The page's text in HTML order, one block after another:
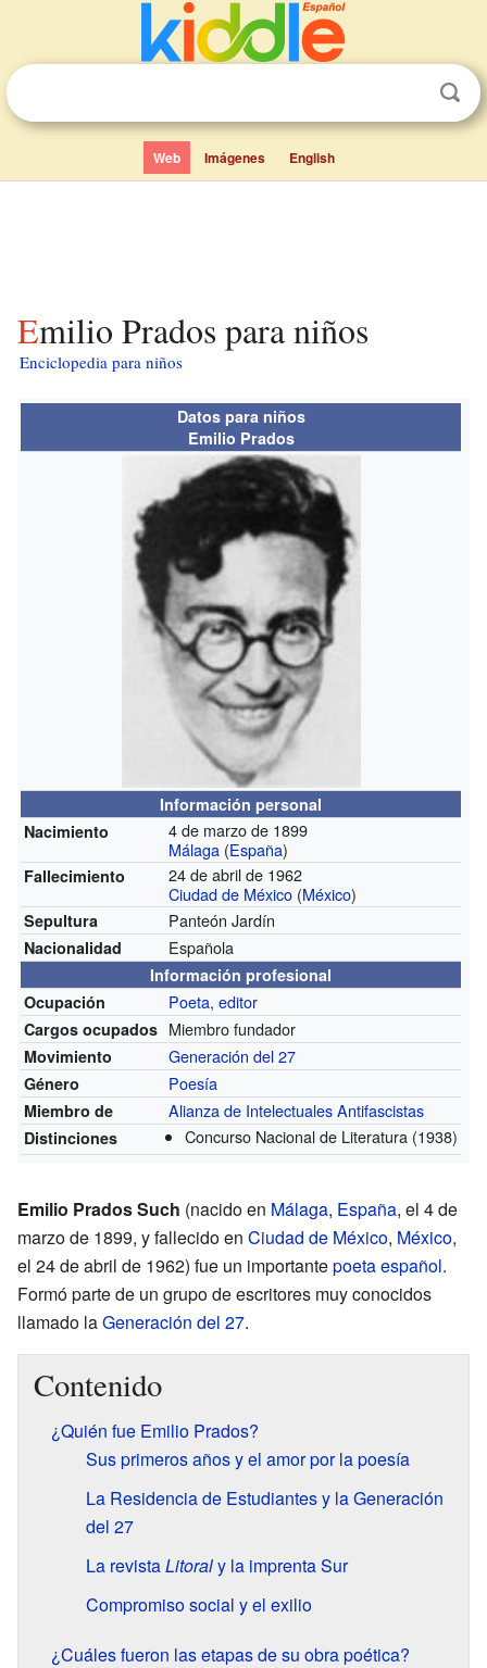
Web Imágenes English
Emilio Prados para niños
Enciclopedia para niños
Datos para niños
Emilio Prados
Información personal
Nacimiento
4 de marzo de 1899
Málaga (España)
Fallecimiento
24 de abril de 1962
Ciudad de México (México)
Sepultura Panteón Jardín
Nacionalidad Española
Información profesional
Ocupación
Poeta,editor
Cargos ocupados Miembro fundador
Movimiento Generación del 27
Género Poesía
Miembro de Alianza de Intelectuales Antifascistas
Distinciones Concurso Nacional de Literatura (1938)
Emilio Prados Such (nacido en Málaga, España, el 4 de
marzo de 1899, y fallecido en Ciudad de México, México,
el 24 de abril de 1962) fue un importantepoetaespañol.
Formó parte de un grupo de escritores muy conocidos
llamado laGeneración del 27.
Contenido
¿Quién fue Emilio Prados?
Sus primeros años y el amor por la poesía
La Residencia de Estudiantes y la Generación
del 27
La revistaLitoraly la imprenta Sur
Compromiso social y el exilio
¿Cuáles fueron las etapas de su obra poética?